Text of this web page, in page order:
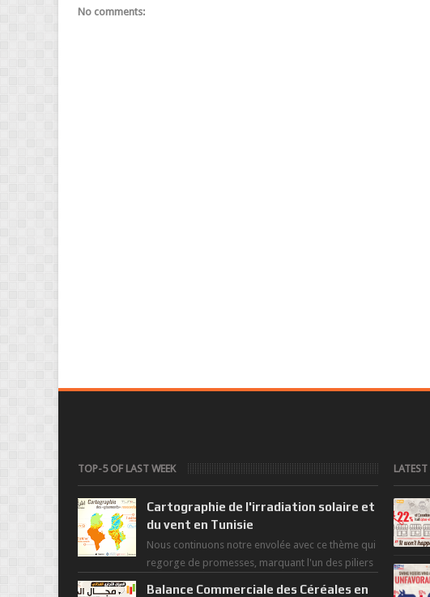
No comments:
TOP-5 OF LAST WEEK
Cartographie de l'irradiation solaire et
du vent en Tunisie
Nous continuons notre envolée avec ce thème qui
regorge de promesses, marquant l'un des piliers
Balance Commerciale des Céréales en